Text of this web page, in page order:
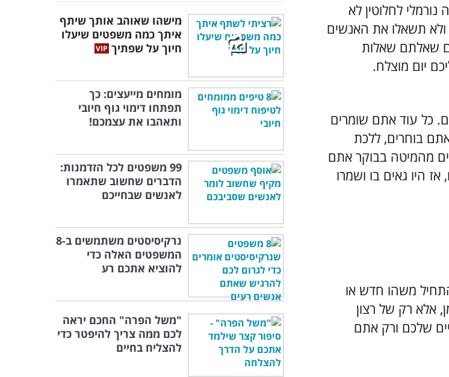
לחלוטין לא
תשאלו את האנשים
שאלתם שאלות
יום מוצלח.
כל עוד אתם שומרים
בוחרים, ללכת
מהמיטה בבוקר אתם
היו גאים בו ושמרו
משהו חדש או
אלא רק של רצון
שלכם ורק אתם
מישהו שאוהב אותך שיתף
איתך כמה משפטים שיעלו
חיוך על שפתיך
מומחים מייעצים: כך
תפתחו דימוי גוף חיובי
ותאהבו את עצמכם!
99 משפטים לכל הזדמנות:
הדברים שחשוב שתאמרו
לאנשים שבחייכם
נרקיסיסטים משתמשים ב-8
המשפטים האלה כדי
להוציא אתכם רע
"משל הפרה" החכם יראה
לכם ממה צריך להיפטר כדי
להצליח בחיים